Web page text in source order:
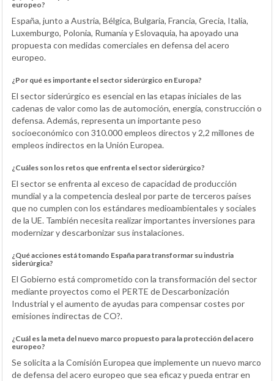
europeo?
España, junto a Austria, Bélgica, Bulgaria, Francia, Grecia, Italia,
Luxemburgo, Polonia, Rumanía y Eslovaquia, ha apoyado una
propuesta con medidas comerciales en defensa del acero
europeo.
¿Por qué es importante el sector siderúrgico en Europa?
El sector siderúrgico es esencial en las etapas iniciales de las
cadenas de valor como las de automoción, energía, construcción o
defensa. Además, representa un importante peso
socioeconómico con 310.000 empleos directos y 2,2 millones de
empleos indirectos en la Unión Europea.
¿Cuáles son los retos que enfrenta el sector siderúrgico?
El sector se enfrenta al exceso de capacidad de producción
mundial y a la competencia desleal por parte de terceros países
que no cumplen con los estándares medioambientales y sociales
de la UE. También necesita realizar importantes inversiones para
modernizar y descarbonizar sus instalaciones.
¿Qué acciones está tomando España para transformar su industria
siderúrgica?
El Gobierno está comprometido con la transformación del sector
mediante proyectos como el PERTE de Descarbonización
Industrial y el aumento de ayudas para compensar costes por
emisiones indirectas de CO?.
¿Cuál es la meta del nuevo marco propuesto para la protección del acero
europeo?
Se solicita a la Comisión Europea que implemente un nuevo marco
de defensa del acero europeo que sea eficaz y pueda entrar en